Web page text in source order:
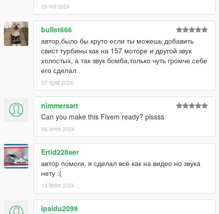
05 मार्च 2024
bullet666
автор,было бы круто если ты можешь добавить
свист турбины как на 157 моторе и другой звук
холостых, а так звук бомба,только чуть громче себе
его сделал
07 जुलाई 2024
nimmersatt
Can you make this Fivem ready? plssss
06 अगस्त 2024
Ertid228ser
автор помоги, я сделал всё как на видео но звука
нету :(
13 सितंबर 2024
ipaidu2099